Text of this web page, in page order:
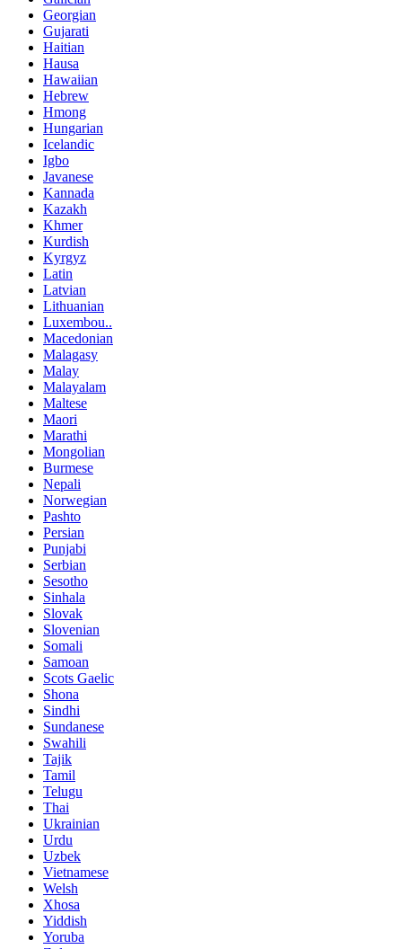
Georgian
Gujarati
Haitian
Hausa
Hawaiian
Hebrew
Hmong
Hungarian
Icelandic
Igbo
Javanese
Kannada
Kazakh
Khmer
Kurdish
Kyrgyz
Latin
Latvian
Lithuanian
Luxembou..
Macedonian
Malagasy
Malay
Malayalam
Maltese
Maori
Marathi
Mongolian
Burmese
Nepali
Norwegian
Pashto
Persian
Punjabi
Serbian
Sesotho
Sinhala
Slovak
Slovenian
Somali
Samoan
Scots Gaelic
Shona
Sindhi
Sundanese
Swahili
Tajik
Tamil
Telugu
Thai
Ukrainian
Urdu
Uzbek
Vietnamese
Welsh
Xhosa
Yiddish
Yoruba